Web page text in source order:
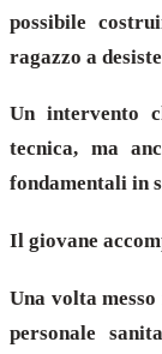
possibile
ragazzo a
Un intervento
tecnica, ma
fondamentali in
Il giovane
Una volta
personale